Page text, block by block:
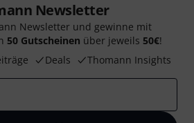
Newsletter
Newsletter und gewinne mit
50 Gutscheinen über jeweils 50€!
Deals Thomann Insights